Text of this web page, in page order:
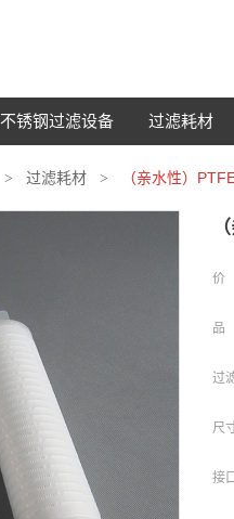
不锈钢过滤设备 过滤耗材
过滤耗材 （亲水性）
价
品
过
尺
接